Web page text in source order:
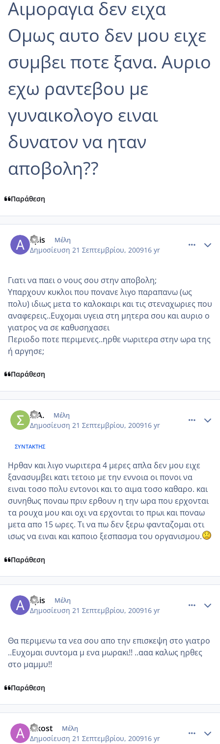
Αιμοραγια δεν ειχα
Ομως αυτο δεν μου ειχε
συμβει ποτε ξανα. Αυριο
εχω ραντεβου με
γυναικολογο ειναι
δυνατον να ηταν
αποβολη??
Παράθεση
apis Μέλη
Δημοσίευση 21 Σεπτεμβρίου, 200916 yr
Γιατι να παει ο νους σου στην αποβολη;
Υπαρχουν κυκλοι που πονανε λιγο παραπανω (ως
πολυ) ιδιως μετα το καλοκαιρι και τις στεναχωριες που
αναφερεις..Ευχομαι υγεια στη μητερα σου και αυριο ο
γιατρος να σε καθυσηχασει
Περιοδο ποτε περιμενες..ηρθε νωριτερα στην ωρα της
ή αργησε;
Παράθεση
ΣΙΑ. Μέλη
Δημοσίευση 21 Σεπτεμβρίου, 200916 yr
ΣΥΝΤΆΚΤΗΣ
Ηρθαν και λιγο νωριτερα 4 μερες απλα δεν μου ειχε
ξανασυμβει κατι τετοιο με την εννοια οι πονοι να
ειναι τοσο πολυ εντονοι και το αιμα τοσο καθαρο. και
συνηθως ποναω πριν ερθουν η την ωρα που ερχονται
τα ρουχα μου και οχι να ερχονται το πρωι και ποναω
μετα απο 15 ωρες. Τι να πω δεν ξερω φανταζομαι οτι
ισως να ειναι και καποιο ξεσπασμα του οργανισμου.
Παράθεση
apis Μέλη
Δημοσίευση 21 Σεπτεμβρίου, 200916 yr
Θα περιμενω τα νεα σου απο την επισκεψη στο γιατρο
..Ευχομαι συντομα μ ενα μωρακι!! ..ααα καλως ηρθες
στο μαμμυ!!
Παράθεση
alkost Μέλη
Δημοσίευση 21 Σεπτεμβρίου, 200916 yr